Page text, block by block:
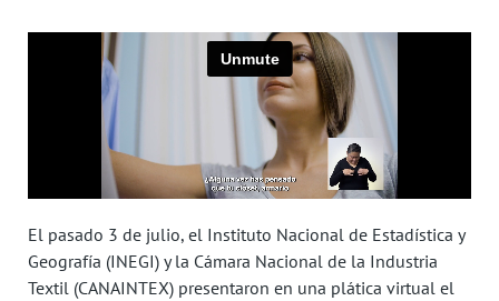
El pasado 3 de julio, el Instituto Nacional de Estadística y
Geografía (INEGI) y la Cámara Nacional de la Industria
Textil (CANAINTEX) presentaron en una plática virtual el